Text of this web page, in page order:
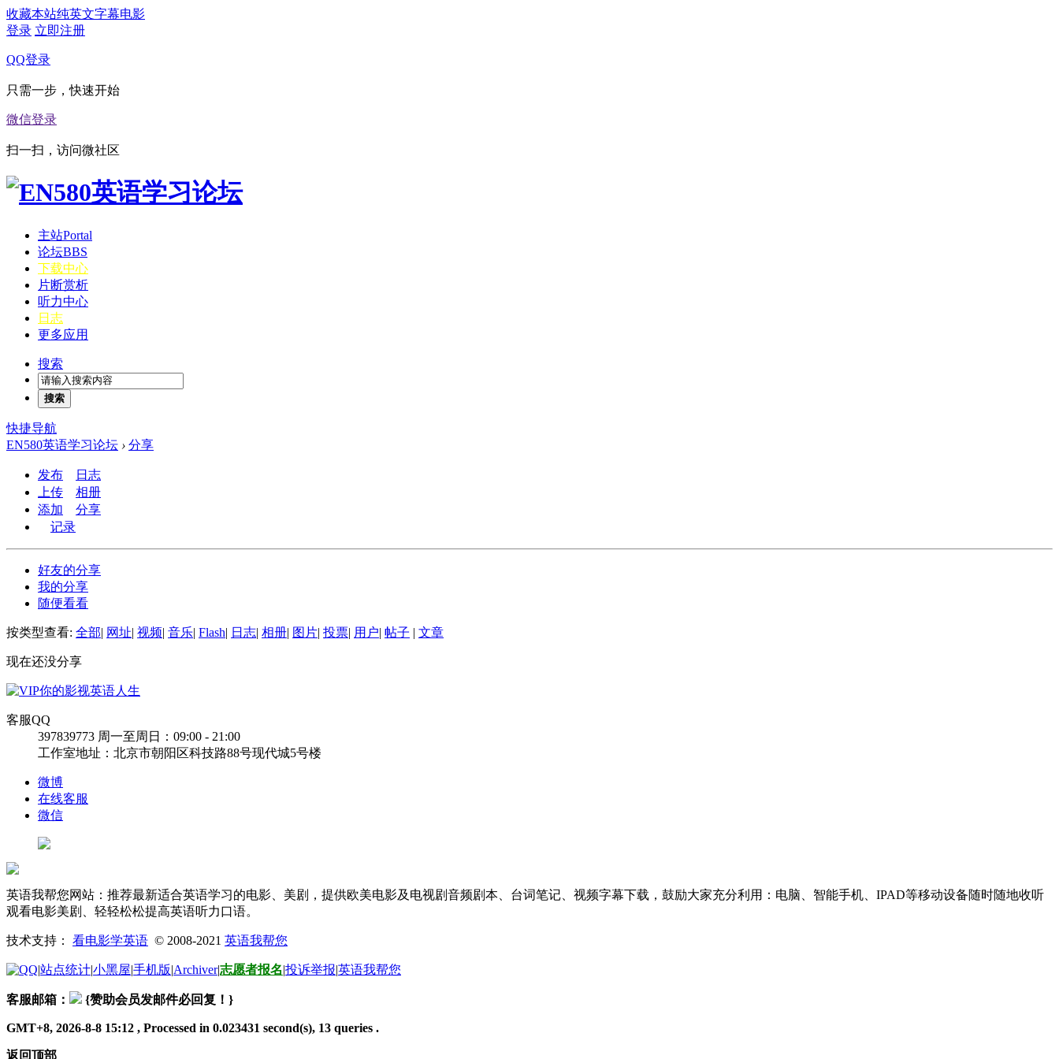
收藏本站纯英文字幕电影
登录 立即注册
QQ登录
只需一步，快速开始
微信登录
扫一扫，访问微社区
主站Portal
论坛BBS
下载中心
片断赏析
听力中心
日志
更多应用
搜索
搜索
快捷导航
EN580英语学习论坛 › 分享
发布
日志
上传
相册
添加
分享
记录
好友的分享
我的分享
随便看看
按类型查看: 全部| 网址| 视频| 音乐| Flash| 日志| 相册| 图片| 投票| 用户| 帖子 | 文章
现在还没分享
客服QQ
397839773 周一至周日：09:00 - 21:00
工作室地址：北京市朝阳区科技路88号现代城5号楼
微博
在线客服
微信
英语我帮您网站：推荐最新适合英语学习的电影、美剧，提供欧美电影及电视剧音频剧本、台词笔记、视频字幕下载，鼓励大家充分利用：电脑、智能手机、IPAD等移动设备随时随地收听
观看电影美剧、轻轻松松提高英语听力口语。
技术支持： 看电影学英语 © 2008-2021 英语我帮您
|站点统计|小黑屋|手机版|Archiver|志愿者报名|投诉举报|英语我帮您
客服邮箱： {赞助会员发邮件必回复！}
GMT+8, 2026-8-8 15:12 , Processed in 0.023431 second(s), 13 queries .
返回顶部